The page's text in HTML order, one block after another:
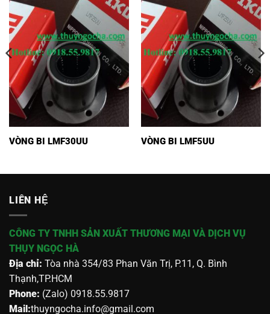
VÒNG BI LMF30UU VÒNG BI LMF5UU
LIÊN HỆ
CÔNG TY TNHH SẢN XUẤT THƯƠNG MẠI VÀ DỊCH VỤ
THỤY NGỌC HÀ
Địa chỉ: Tòa nhà 354/83 Phan Văn Trị, P.11, Q. Bình
Thạnh,TP.HCM
Phone: (Zalo) 0918.55.9817
Mail:thuyngocha.info@gmail.com